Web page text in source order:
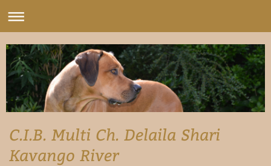
C.I.B. Multi Ch. Delaila Shari
Kavango River